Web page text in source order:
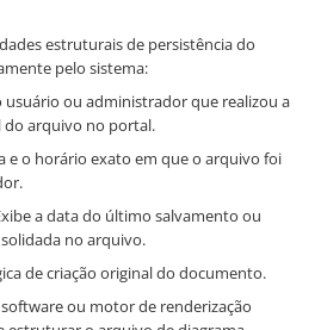
estruturais de persistência do
pelo sistema:
usuário ou administrador que realizou a
do arquivo no portal.
e o horário exato em que o arquivo foi
a data do último salvamento ou
no arquivo.
de criação original do documento.
ou motor de renderização